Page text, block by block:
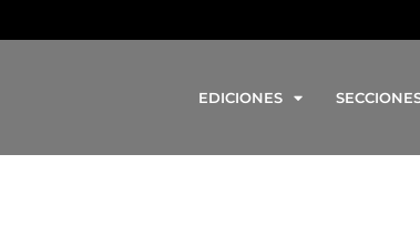
EDICIONES